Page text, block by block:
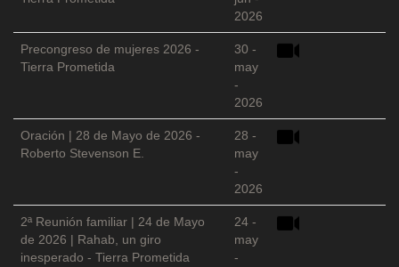
2026
Precongreso de mujeres 2026 -
Tierra Prometida
30 -
may
-
2026
Oración | 28 de Mayo de 2026 -
Roberto Stevenson E.
28 -
may
-
2026
2ª Reunión familiar | 24 de Mayo
de 2026 | Rahab, un giro
inesperado - Tierra Prometida
24 -
may
-